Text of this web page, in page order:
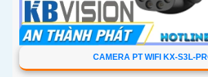
CAMERA PT WIFI KX-S3L-